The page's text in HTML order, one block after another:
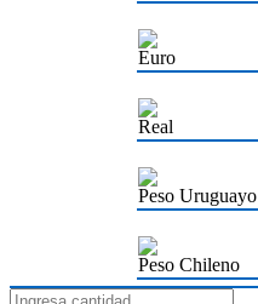
Euro
Real
Peso Uruguayo
Peso Chileno